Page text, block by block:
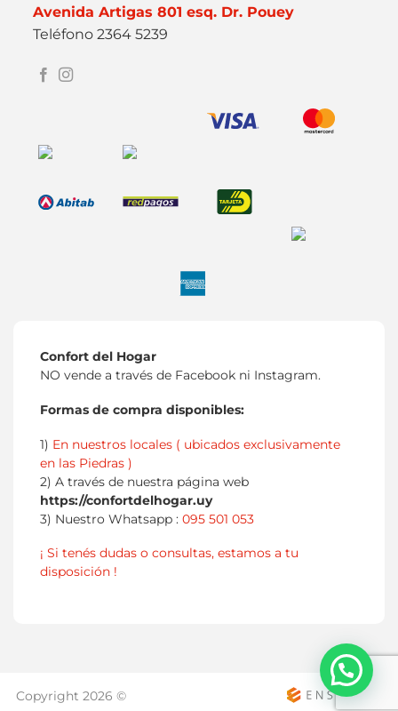
Avenida Artigas 801 esq. Dr. Pouey
Teléfono 2364 5239
Confort del Hogar
NO vende a través de Facebook ni Instagram.
Formas de compra disponibles:
1) En nuestros locales ( ubicados exclusivamente
en las Piedras )
2) A través de nuestra página web
https://confortdelhogar.uy
3) Nuestro Whatsapp : 095 501 053
¡ Si tenés dudas o consultas, estamos a tu
disposición !
Copyright 2026 ©